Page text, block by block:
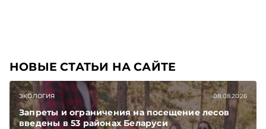
НОВЫЕ СТАТЬИ НА САЙТЕ
ЭКОЛОГИЯ 08.08.2026
Запреты и ограничения на посещение лесов
введены в 53 районах Беларуси